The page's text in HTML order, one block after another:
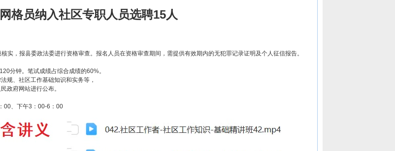
格员纳入社区专职人员选聘15人
实，报县委政法委进行资格审查。报名人员在资格审查期间，需提供有效期内的无犯罪记录证明及个人征信报告。
分钟。笔试成绩占综合成绩的60%。
规、社区工作基础知识和实务等，
政府网站进行公布。
00、下午3：00-6：00